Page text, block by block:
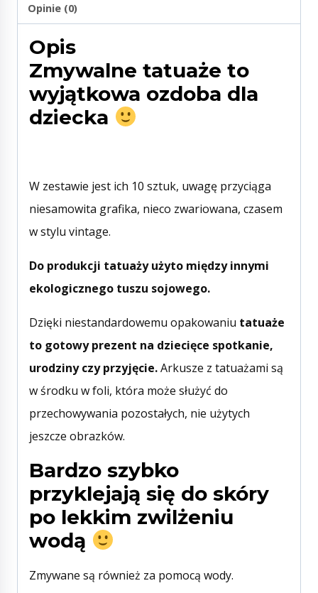
Opinie (0)
Opis
Zmywalne tatuaże to
wyjątkowa ozdoba dla
dziecka
W zestawie jest ich 10 sztuk, uwagę przyciąga
niesamowita grafika, nieco zwariowana, czasem
w stylu vintage.
Do produkcji tatuaży użyto między innymi
ekologicznego tuszu sojowego.
Dzięki niestandardowemu opakowaniu tatuaże
to gotowy prezent na dziecięce spotkanie,
urodziny czy przyjęcie.Arkusze z tatuażami są
w środku w foli, która może służyć do
przechowywania pozostałych, nie użytych
jeszcze obrazków.
Bardzo szybko
przyklejają się do skóry
po lekkim zwilżeniu
wodą
Zmywane są również za pomocą wody.